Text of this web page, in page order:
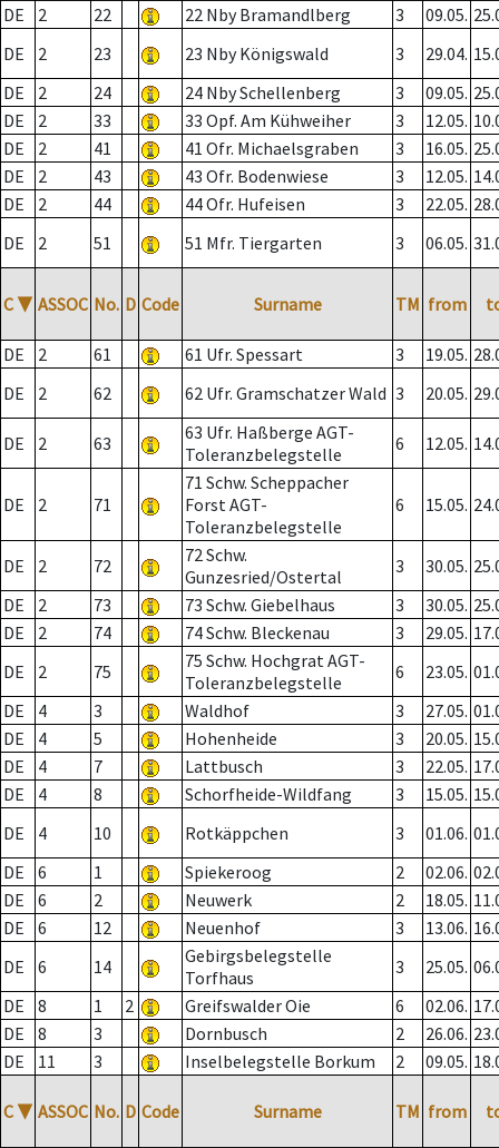
DE
2 22 22 Nby Bramandlberg 3 09.05.
DE
2 23 23 Nby Königswald 3 29.04.
DE
2 24 24 Nby Schellenberg 3 09.05.
DE
2 33 33 Opf. Am Kühweiher 3 12.05.
DE
2 41 41 Ofr. Michaelsgraben 3 16.05.
DE
2 43 43 Ofr. Bodenwiese 3 12.05.
DE
2 44 44 Ofr. Hufeisen 3 22.05.
DE
2 51 51 Mfr. Tiergarten 3 06.05.
C ▼ ASSOC No. D Code Surname TM from
DE 2 61 61 Ufr. Spessart 3 19.05.
DE
2 62 62 Ufr. Gramschatzer Wald 3 20.05.
DE 2 63
63 Ufr. Haßberge AGT-
Toleranzbelegstelle
6 12.05.
DE 2 71
71 Schw. Scheppacher
Forst AGT-
Toleranzbelegstelle
6 15.05.
DE 2 72
72 Schw.
Gunzesried/Ostertal
3 30.05.
DE
2 73 73 Schw. Giebelhaus 3 30.05.
DE
2 74 74 Schw. Bleckenau 3 29.05.
DE
2 75
75 Schw. Hochgrat AGT-
Toleranzbelegstelle
6 23.05.
DE
4 3 Waldhof 3 27.05.
DE
4 5 Hohenheide 3 20.05.
DE
4 7 Lattbusch 3 22.05.
DE
4 8 Schorfheide-Wildfang 3 15.05.
DE
4 10 Rotkäppchen 3 01.06.
DE
6 1 Spiekeroog 2 02.06.
DE
6 2 Neuwerk 2 18.05.
DE
6 12 Neuenhof 3 13.06.
DE
6 14
Gebirgsbelegstelle
Torfhaus
3 25.05.
DE
8 1 2 Greifswalder Oie 6 02.06.
DE
8 3 Dornbusch 2 26.06.
DE
11 3 Inselbelegstelle Borkum 2 09.05.
C ▼ ASSOC No. D Code Surname TM from